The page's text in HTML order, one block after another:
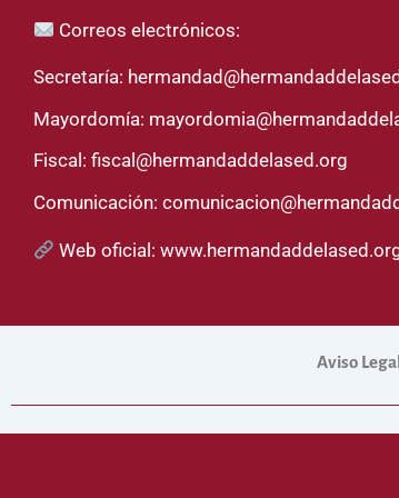
Correos electrónicos:
Secretaría:
Mayordomía:
Fiscal: fiscal@hermandaddelased.org
Comunicación:
Web oficial:
Aviso Legal